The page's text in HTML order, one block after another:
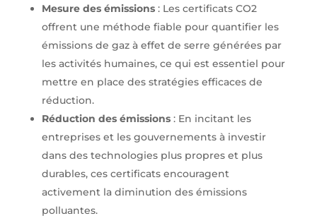
Mesure des émissions: Les certificats CO2
offrent une méthode fiable pour quantifier les
émissions de gaz à effet de serre générées par
les activités humaines, ce qui est essentiel pour
mettre en place des stratégies efficaces de
réduction.
Réduction des émissions: En incitant les
entreprises et les gouvernements à investir
dans des technologies plus propres et plus
durables, ces certificats encouragent
activement la diminution des émissions
polluantes.